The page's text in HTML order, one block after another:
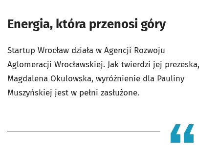
Energia, która przenosi góry
Startup Wrocław działa w Agencji Rozwoju
Aglomeracji Wrocławskiej. Jak twierdzi jej prezeska,
Magdalena Okulowska, wyróżnienie dla Pauliny
Muszyńskiej jest w pełni zasłużone.